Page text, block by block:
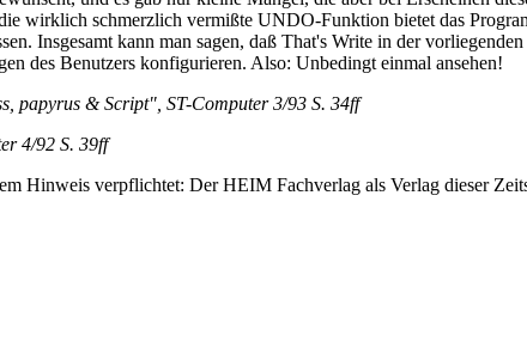
wirklich schmerzlich vermißte UNDO-Funktion bietet das
Insgesamt kann man sagen, daß That's Write in der
des Benutzers konfigurieren. Also: Unbedingt einmal ansehen!
papyrus & Script", ST-Computer 3/93 S. 34ff
4/92 S. 39ff
Hinweis verpflichtet: Der HEIM Fachverlag als Verlag dieser